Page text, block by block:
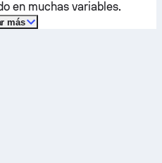
en muchas variables.
más